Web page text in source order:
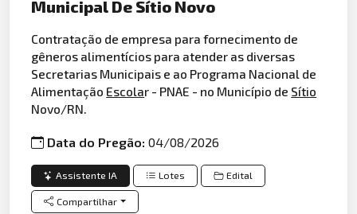
Municipal De Sítio Novo
Contratação de empresa para fornecimento de
gêneros alimentícios para atender as diversas
Secretarias Municipais e ao Programa Nacional de
Alimentação Escolar - PNAE - no Município de Sítio
Novo/RN.
Data do Pregão:04/08/2026
Assistente IA Lotes Edital
Compartilhar